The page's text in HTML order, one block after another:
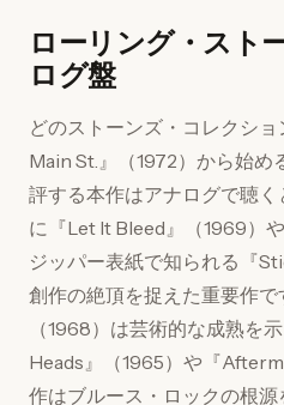
ローリング・スト
ログ盤
どのストーンズ・コレクシ
Main St.』（1972）から始め
評する本作はアナログで聴
に『Let It Bleed』（1969）
ジッパー表紙で知られる『
創作の絶頂を捉えた重要作で
（1968）は芸術的な成熟を
Heads』（1965）や『
作はブルース・ロックの根